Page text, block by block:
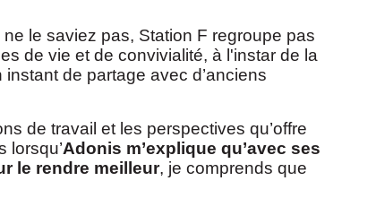
le saviez pas, Station F regroupe pas
de vie et de convivialité, à l'instar de la
instant de partage avec d’anciens
de travail et les perspectives qu’offre
lorsqu’Adonis m’explique qu’avec ses
le rendre meilleur, je comprends que